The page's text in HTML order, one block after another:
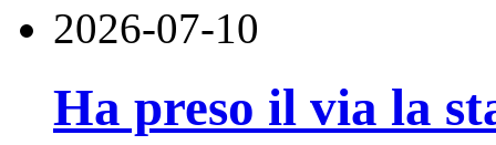
2026-07-10
Ha preso il via la